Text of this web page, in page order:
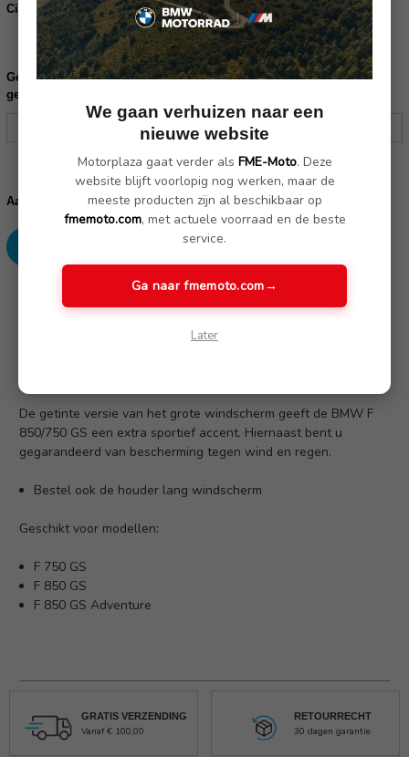
Cilinderschroef 4x(07129907398):
Bestel de cilinderschroeven
Gelieve uw frame nummer in te vullen ter controle of dit product
geschikt is voor uw motor:
voorraad:
Aantal:
Verhoog
aantallen:
Verlaag
aantallen:
De getinte versie van het grote windscherm geeft de BMW F
850/750 GS een extra sportief accent. Hiernaast bent u
gegarandeerd van bescherming tegen wind en regen.
Bestel ook de houder lang windscherm
Geschikt voor modellen:
F 750 GS
F 850 GS
F 850 GS Adventure
GRATIS VERZENDING
Vanaf € 100,00
RETOURRECHT
30 dagen garantie
We gaan verhuizen naar een
nieuwe website
Motorplaza gaat verder als FME-Moto. Deze
website blijft voorlopig nog werken, maar de
meeste producten zijn al beschikbaar op
fmemoto.com, met actuele voorraad en de beste
service.
Ga naar fmemoto.com→
Later